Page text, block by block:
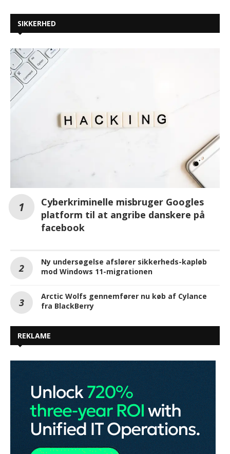
SIKKERHED
Cyberkriminelle misbruger Googles
platform til at angribe danskere på
facebook
Ny undersøgelse afslører sikkerheds-kapløb
mod Windows 11-migrationen
Arctic Wolfs gennemfører nu køb af Cylance
fra BlackBerry
REKLAME